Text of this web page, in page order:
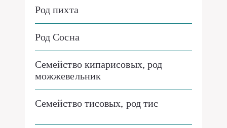
Род пихта
Род Сосна
Семейство кипарисовых, род
можжевельник
Семейство тисовых, род тис